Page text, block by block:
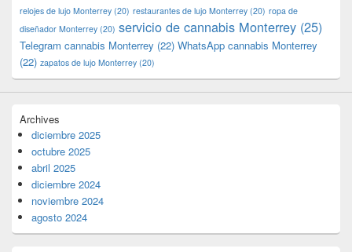
relojes de lujo Monterrey (20) restaurantes de lujo Monterrey (20) ropa de
diseñador Monterrey (20) servicio de cannabis Monterrey (25)
Telegram cannabis Monterrey (22) WhatsApp cannabis Monterrey
(22) zapatos de lujo Monterrey (20)
Archives
diciembre 2025
octubre 2025
abril 2025
diciembre 2024
noviembre 2024
agosto 2024